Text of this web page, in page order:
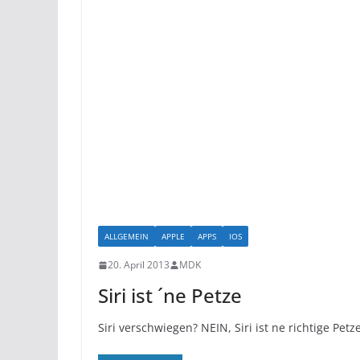
ALLGEMEIN APPLE APPS IOS
20. April 2013 MDK
Siri ist ´ne Petze
Siri verschwiegen? NEIN, Siri ist ne richtige